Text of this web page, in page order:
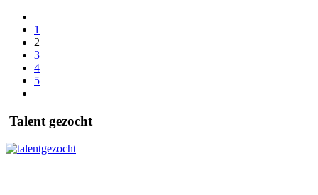
1
2
3
4
5
Talent gezocht